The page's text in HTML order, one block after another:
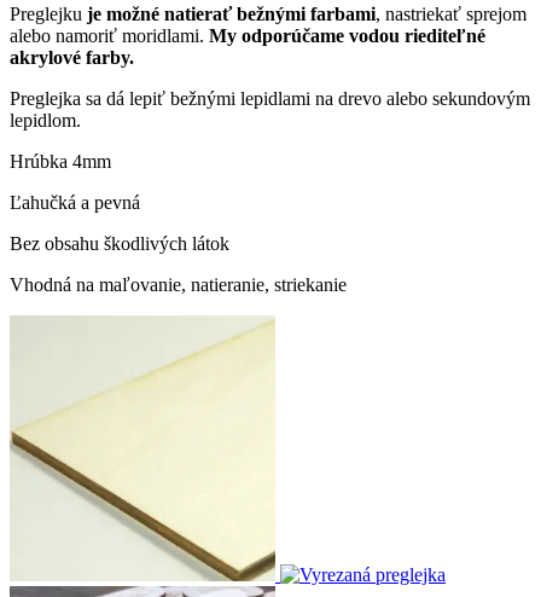
Preglejku je možné natierať bežnými farbami, nastriekať sprejom
alebo namoriť moridlami. My odporúčame vodou riediteľné
akrylové farby.
Preglejka sa dá lepiť bežnými lepidlami na drevo alebo sekundovým
lepidlom.
Hrúbka 4mm
Ľahučká a pevná
Bez obsahu škodlivých látok
Vhodná na maľovanie, natieranie, striekanie